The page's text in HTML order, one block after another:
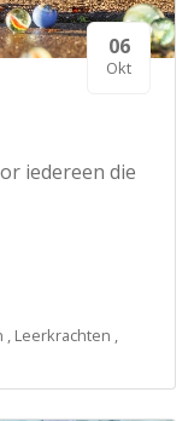
06
Okt
iedereen die
Leerkrachten ,